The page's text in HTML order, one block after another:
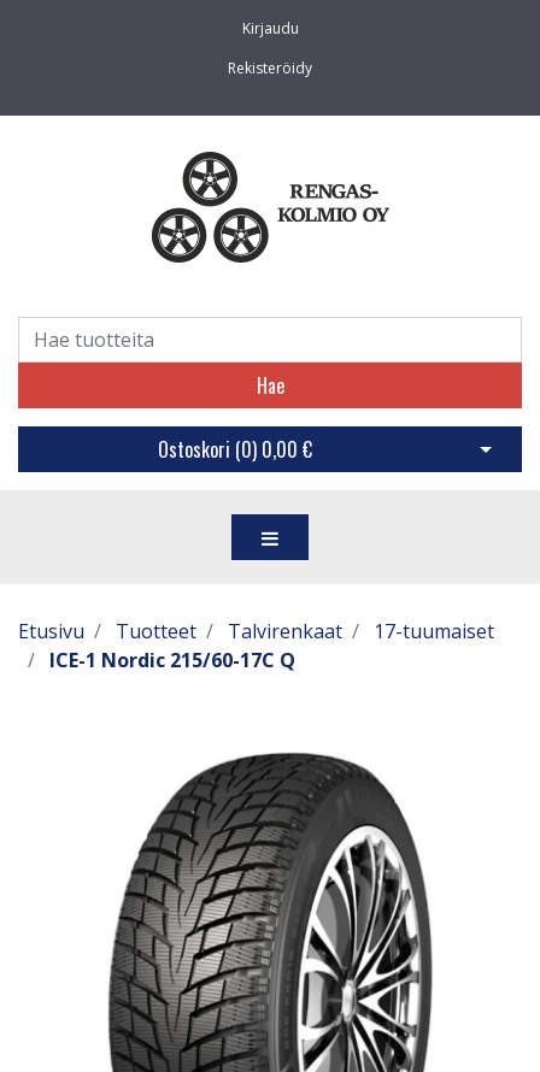
Kirjaudu
Rekisteröidy
Hae
Ostoskori (0) 0,00 € Avaa
Etusivu Tuotteet Talvirenkaat
17-tuumaiset
ICE-1 Nordic 215/60-17C Q